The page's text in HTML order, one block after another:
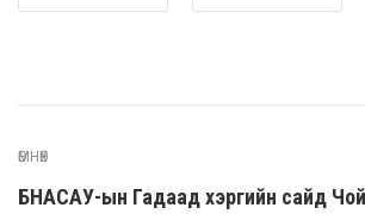
ӨМНӨХ
БНАСАУ-ын Гадаад хэргийн сайд